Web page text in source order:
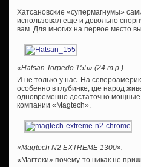
Хатсановские «супермагнумы»
использовал еще и довольно
вам. Для многих на первое место
«Hatsan Torpedo 155» (24 т.р.)
И не только у нас. На
особенно в глубинке, где народ
одновременно достаточно мощные
компании «Magtech».
«Magtech N2 EXTREME 1300».
«Магтеки» почему-то никак не